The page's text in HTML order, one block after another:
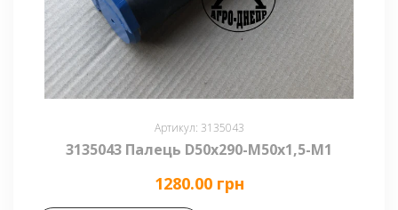
Артикул: 3135043
3135043 Палець D50x290-M50х1,5-М1
1280.00 грн